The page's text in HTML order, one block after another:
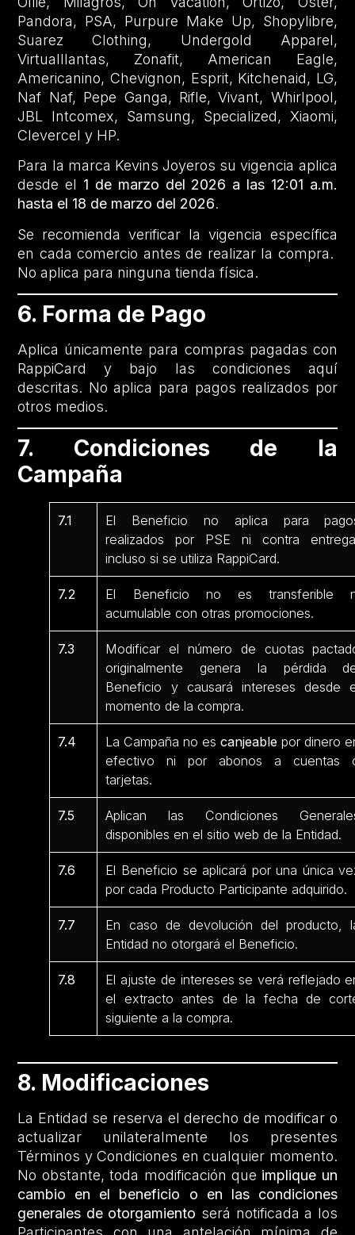
Pandora, PSA, Purpure Make Up, Shopylibre,
Suarez Clothing, Undergold Apparel,
Virtualllantas, Zonafit, American Eagle,
Americanino, Chevignon, Esprit, Kitchenaid, LG,
Naf Naf, Pepe Ganga, Rifle, Vivant, Whirlpool,
JBL Intcomex, Samsung, Specialized, Xiaomi,
Clevercel y HP.
Para la marca Kevins Joyeros su vigencia aplica
desde el 1 de marzo del 2026 a las 12:01 a.m.
hasta el 18 de marzo del 2026.
Se recomienda verificar la vigencia específica
en cada comercio antes de realizar la compra.
No aplica para ninguna tienda física.
6. Forma de Pago
Aplica únicamente para compras pagadas con
RappiCard y bajo las condiciones aquí
descritas. No aplica para pagos realizados por
otros medios.
7. Condiciones de la
Campaña
7.1
El Beneficio no aplica para
realizados por PSE ni contra
incluso si se utiliza RappiCard.
7.2
El Beneficio no es transferible
acumulable con otras promociones.
7.3
Modificar el número de cuotas
originalmente genera la pérdida
Beneficio y causará intereses desde
momento de la compra.
7.4 La Campaña no escanjeable por dinero
efectivo ni por abonos a cuentas
tarjetas.
7.5
Aplican las Condiciones
disponibles en el sitio web de la Entidad.
7.6
El Beneficio se aplicará por una única
por cada Producto Participante adquirido.
7.7
En caso de devolución del producto,
Entidad no otorgará el Beneficio.
7.8
El ajuste de intereses se verá reflejado
el extracto antes de la fecha de
siguiente a la compra.
8. Modificaciones
La Entidad se reserva el derecho de modificar o
actualizar unilateralmente los presentes
Términos y Condiciones en cualquier momento.
No obstante, toda modificación que implique un
cambio en el beneficio o en las condiciones
generales de otorgamiento será notificada a los